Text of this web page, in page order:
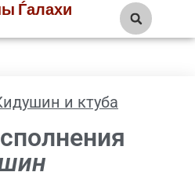
Ѓалахи
и ктуба